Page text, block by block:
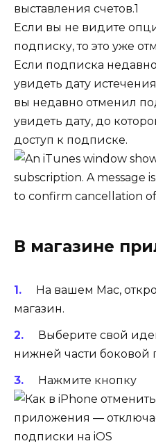
выставления счетов.1
Если вы не видите
подписку, то это уже
Если подписка
увидеть дату
вы недавно отменил
увидеть дату, до
доступ к подписке.
В магазине
На вашем Mac,
магазин.
Выберите свой
нижней части боковой
Нажмите кнопку